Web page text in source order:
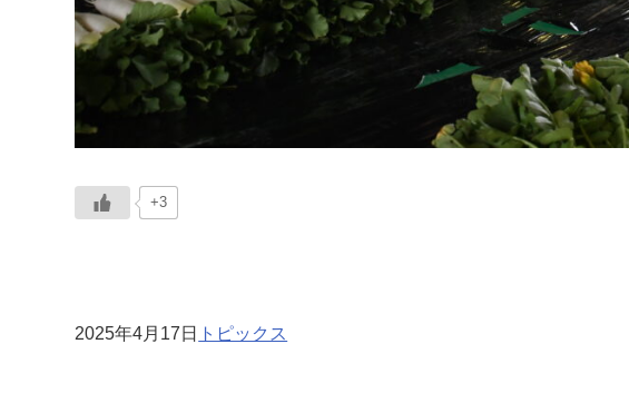
+3
2025年4月17日 トピックス